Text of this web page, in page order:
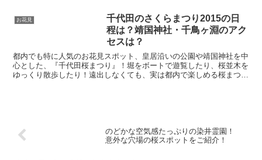
お花見
千代田のさくらまつり2015の日
程は？靖国神社・千鳥ヶ淵のアク
セスは？
都内でも特に人気のお花見スポット、皇居沿いの公園や靖国神社を中
心とした、『千代田桜まつり』！堀をボートで遊覧したり、桜並木を
ゆっくり散歩したり！遠出しなくても、実は都内で楽しめる桜まつり
のどかな空気感たっぷりの染井霊園！
意外な穴場の桜スポットをご紹介！